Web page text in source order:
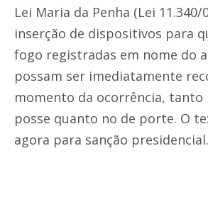
Lei Maria da Penha (Lei 11.340/
inserção de dispositivos para
fogo registradas em nome do
possam ser imediatamente
momento da ocorrência, tanto
posse quanto no de porte. O
agora para sanção presidencial.